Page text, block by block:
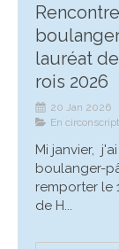
lauréat
rois 2026
20 Jan 2026
En
Mi janvier,
boulanger-
remporter le
de H...